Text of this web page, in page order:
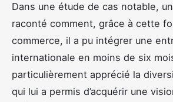
Dans une étude de cas notable,
raconté comment, grâce à cette
commerce, il a pu intégrer une
internationale en moins de six
particulièrement apprécié la
qui lui a permis d’acquérir une